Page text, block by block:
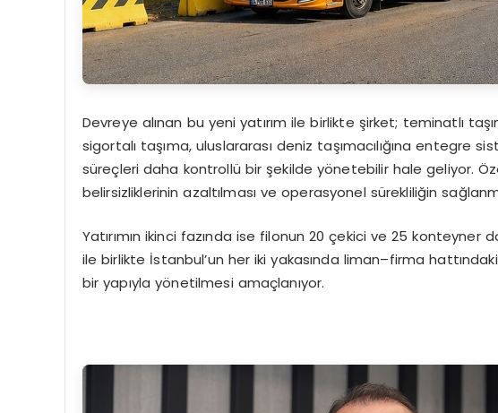
Devreye alınan bu yeni yatırım ile birlikte şirket; teminatlı
sigortalı taşıma, uluslararası deniz taşımacılığına entegre
süreçleri daha kontrollü bir şekilde yönetebilir hale geliyor.
belirsizliklerinin azaltılması ve operasyonel sürekliliğin
Yatırımın ikinci fazında ise filonun 20 çekici ve 25 konteyner
ile birlikte İstanbul’un her iki yakasında liman–firma
bir yapıyla yönetilmesi amaçlanıyor.